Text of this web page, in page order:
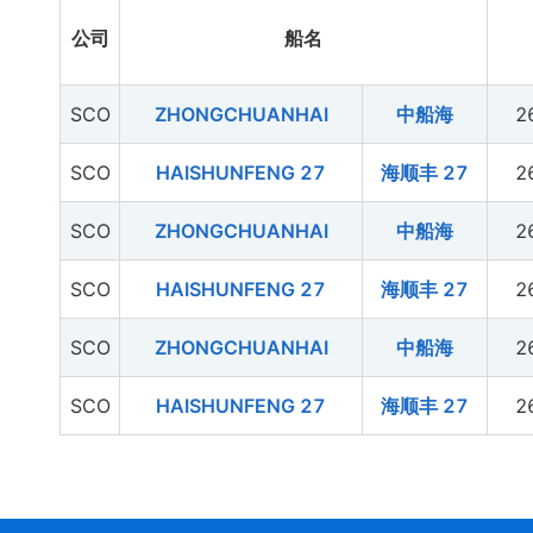
公司 船名
SCO ZHONGCHUANHAI 中船海
SCO HAISHUNFENG 27 海顺丰 27
SCO ZHONGCHUANHAI 中船海
SCO HAISHUNFENG 27 海顺丰 27
SCO ZHONGCHUANHAI 中船海
SCO HAISHUNFENG 27 海顺丰 27